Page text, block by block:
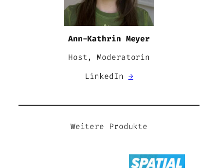
Ann-Kathrin Meyer
Host, Moderatorin
LinkedIn →
Weitere Produkte